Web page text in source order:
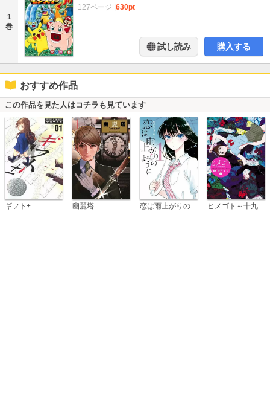
1
巻
127ページ 630pt
試し読み 購入する
おすすめ作品
この作品を見た人はコチラも見ています
ギフト± 幽麗塔 恋は雨上がりのように ヒメゴト～十九歳の制服～